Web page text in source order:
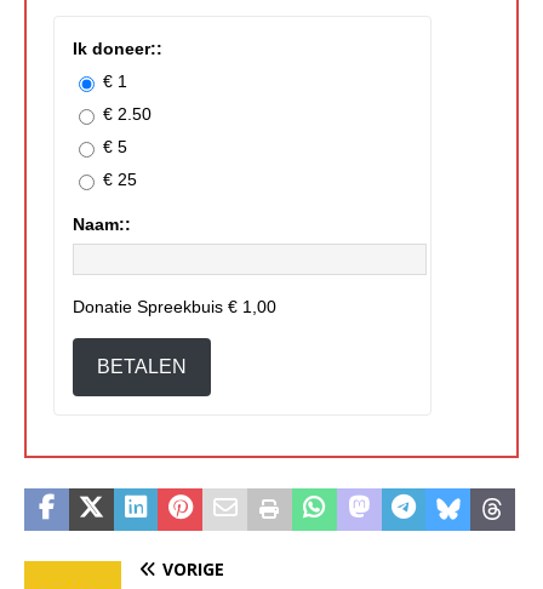
Ik doneer::
€ 1
€ 2.50
€ 5
€ 25
Naam::
Donatie Spreekbuis € 1,00
BETALEN
VORIGE